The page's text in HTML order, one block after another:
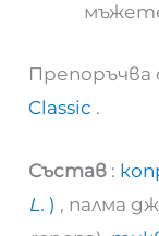
Препоръчва
Classic .
Състав :
L. ) , палма